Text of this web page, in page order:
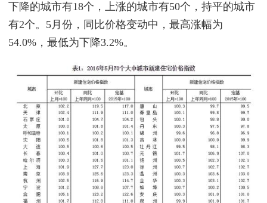
下降的城市有18个，上涨的城市有50个，持平的城市
有2个。5月份，同比价格变动中，最高涨幅为
54.0%，最低为下降3.2%。